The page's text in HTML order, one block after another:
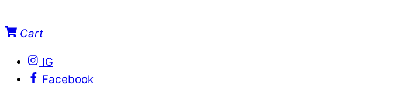
Cart
IG
Facebook